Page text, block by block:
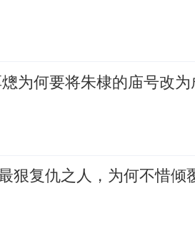
为何要将朱棣的庙号改为
狠复仇之人，为何不惜倾